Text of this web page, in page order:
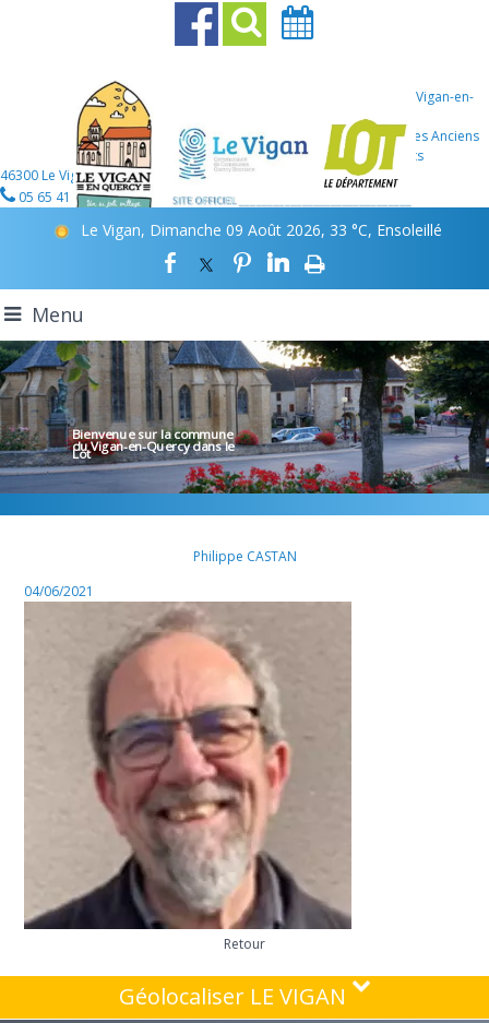
Mairie Le Vigan-en-
Quercy
107 Place des Anciens
Combattants
46300 Le Vigan-en-Quercy
05 65 41 12 46
Le Vigan, Dimanche 09 Août 2026, 33 °C, Ensoleillé
Menu
Bienvenue sur la commune
du Vigan-en-Quercydans le
Lot
Philippe CASTAN
04/06/2021
Retour
Géolocaliser LE VIGAN